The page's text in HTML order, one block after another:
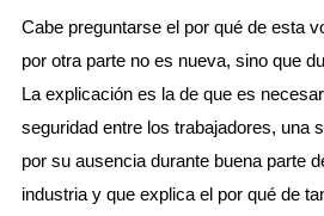
Cabe preguntarse el por qué de esta
por otra parte no es nueva, sino que
La explicación es la de que es
seguridad entre los trabajadores, una
por su ausencia durante buena parte
industria y que explica el por qué de